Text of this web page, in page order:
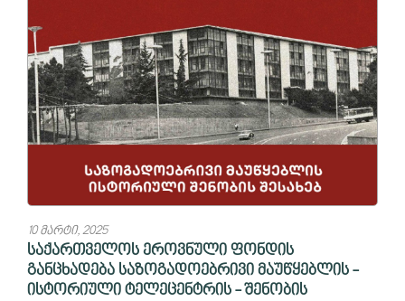
10 მარტი, 2025
საქართველოს ეროვნული ფონდის
განცხადება საზოგადოებრივი მაუწყებლის -
ისტორიული ტელეცენტრის - შენობის